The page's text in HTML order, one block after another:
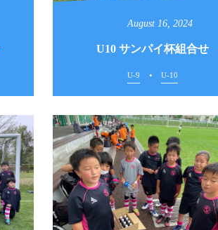
August 16, 2024
U10 サンパイ杯組合せ
U-9 U-10